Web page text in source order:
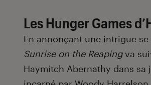
Les Hunger Games
En annonçant une intrigue
Sunrise on the Reapingva
Haymitch Abernathy dans sa